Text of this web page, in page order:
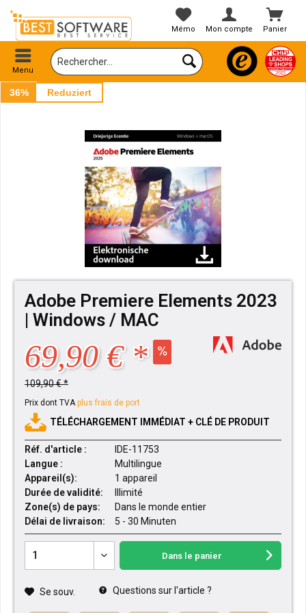
Panier
Mémo Mon compte
Menu
36% Reduziert
Adobe Premiere Elements 2023
| Windows / MAC
69,90 € *
109,90 € *
Prix dont TVAplus frais de port
TÉLÉCHARGEMENT IMMÉDIAT + CLÉ DE PRODUIT
Réf. d'article :
IDE-11753
Langue :
Multilingue
Appareil(s):
1 appareil
Durée de validité:
Illimité
Zone(s) de pays:
Dans le monde entier
Délai de livraison:
5 - 30 Minuten
Dans le panier
Se souv. Questions sur l'article ?